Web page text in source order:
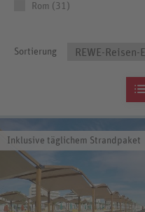
Rom (31)
Sortierung REWE-
Inklusive täglichem Strandpaket